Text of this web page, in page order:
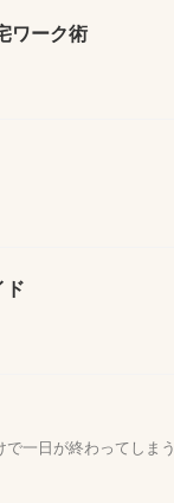
ワーク術
一日が終わってしまう